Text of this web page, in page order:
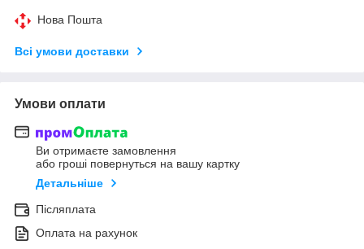
Нова Пошта
Всі умови доставки
Умови оплати
Ви отримаєте замовлення
або гроші повернуться на вашу картку
Детальніше
Післяплата
Оплата на рахунок